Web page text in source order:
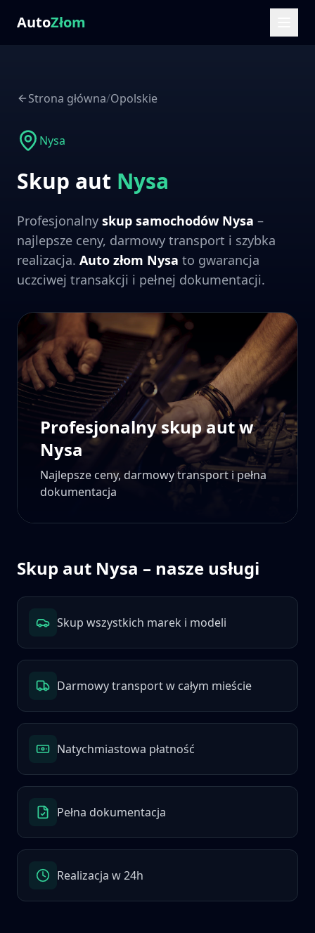
AutoZłom
Strona główna/Opolskie
Nysa
Skup aut Nysa
Profesjonalny skup samochodów Nysa –
najlepsze ceny, darmowy transport i szybka
realizacja. Auto złom Nysa to gwarancja
uczciwej transakcji i pełnej dokumentacji.
Profesjonalny skup aut w
Nysa
Najlepsze ceny, darmowy transport i pełna
dokumentacja
Skup aut Nysa – nasze usługi
Skup wszystkich marek i modeli
Darmowy transport w całym mieście
Natychmiastowa płatność
Pełna dokumentacja
Realizacja w 24h